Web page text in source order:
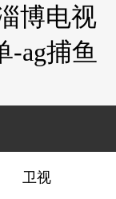
博电视
-ag捕鱼
卫视